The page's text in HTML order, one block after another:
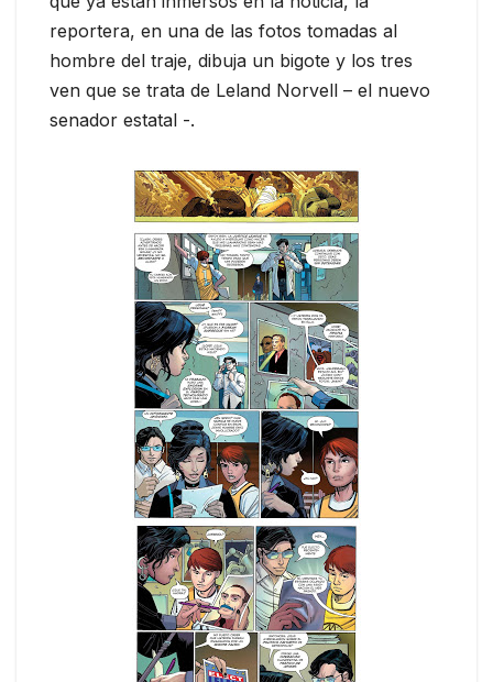
reportera, en una de las fotos tomadas al
hombre del traje, dibuja un bigote y los tres
ven que se trata de Leland Norvell – el nuevo
senador estatal -.